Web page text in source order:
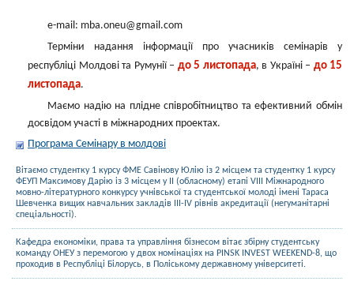
e-mail: mba.oneu@gmail.com
Терміни надання інформації про учасників семінарів у
республіці Молдові та Румунії – до 5 листопада, в Україні – до 15
листопада.
Маємо надію на плідне співробітництво та ефективний обмін
досвідом участі в міжнародних проектах.
Програма Семінару в молдові
Вітаємо студентку 1 курсу ФМЕ Савінову Юлію із 2 місцем та студентку 1 курсу
ФЕУП Максимову Дарію із 3 місцем у ІІ (обласному) етапі VIII Міжнародного
мовно-літературного конкурсу учнівської та студентської молоді імені Тараса
Шевченка вищих навчальних закладів ІІІ-IV рівнів акредитації (негуманітарні
спеціальності).
Кафедра економіки, права та управління бізнесом вітає збірну студентську
команду ОНЕУ з перемогою у двох номінаціях на PINSK INVEST WEEKEND-8, що
проходив в Республіці Білорусь, в Поліському державному університеті.